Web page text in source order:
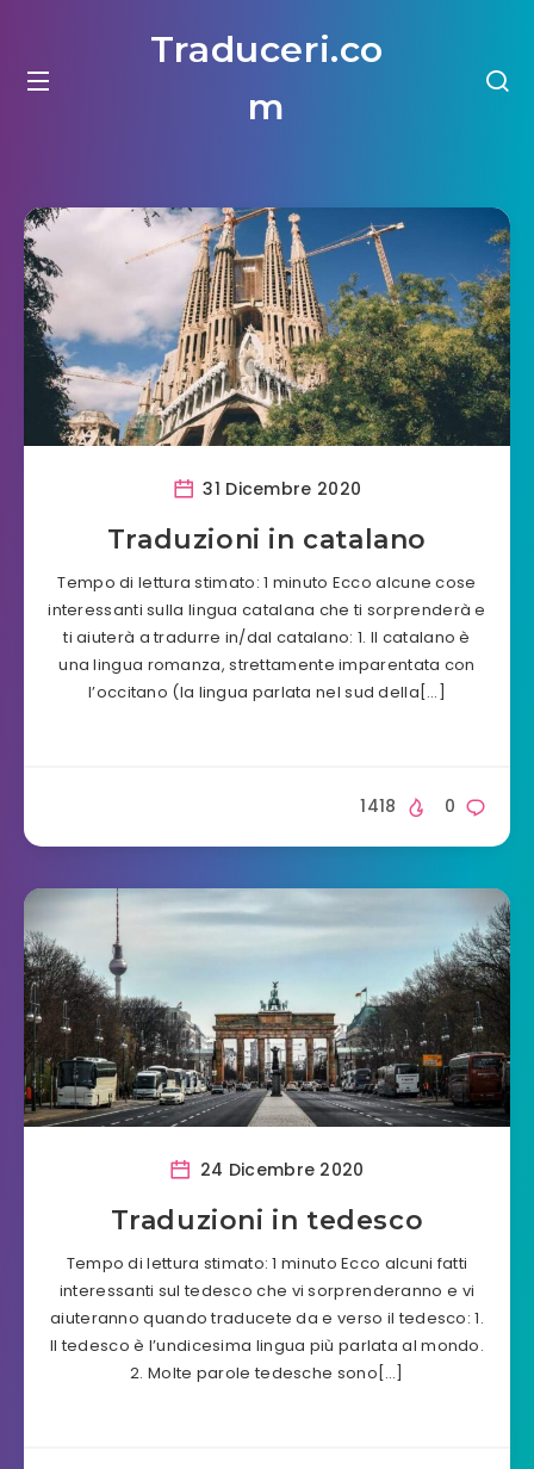
Traduceri.co
m
31 Dicembre 2020
Traduzioni in catalano
Tempo di lettura stimato: 1 minuto Ecco alcune cose
interessanti sulla lingua catalana che ti sorprenderà e
ti aiuterà a tradurre in/dal catalano: 1. Il catalano è
una lingua romanza, strettamente imparentata con
l’occitano (la lingua parlata nel sud della[…]
0
1418
24 Dicembre 2020
Traduzioni in tedesco
Tempo di lettura stimato: 1 minuto Ecco alcuni fatti
interessanti sul tedesco che vi sorprenderanno e vi
aiuteranno quando traducete da e verso il tedesco: 1.
Il tedesco è l’undicesima lingua più parlata al mondo.
2. Molte parole tedesche sono[…]